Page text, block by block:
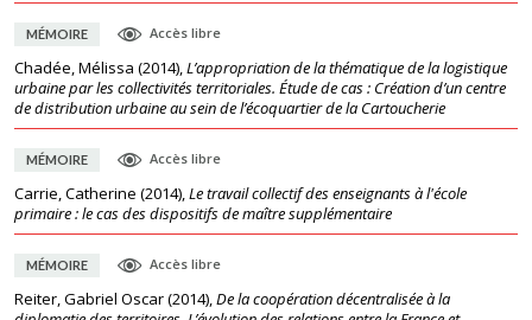
MÉMOIRE Accès libre
Chadée, Mélissa (2014),L’appropriation de la thématique de la logistique
urbaine par les collectivités territoriales. Étude de cas : Création d’un centre
de distribution urbaine au sein de l’écoquartier de la Cartoucherie
MÉMOIRE Accès libre
Carrie, Catherine (2014),Le travail collectif des enseignants à l'école
primaire : le cas des dispositifs de maître supplémentaire
MÉMOIRE Accès libre
Reiter, Gabriel Oscar(2014),De la coopération décentralisée à la